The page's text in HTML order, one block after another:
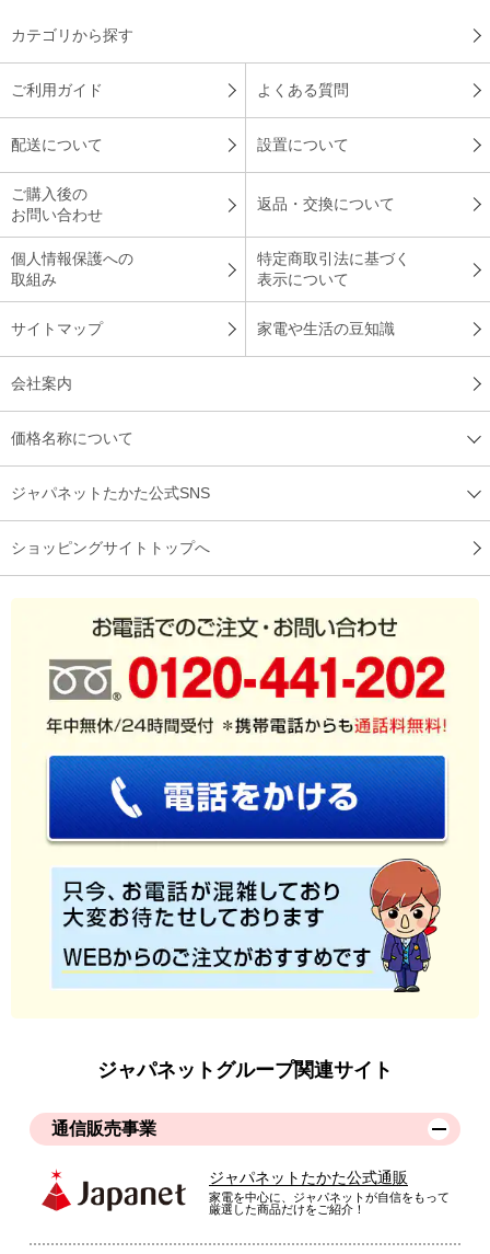
コ－ドの付け外しができる！
－ムアイロンとして使ってます。コンパクなので、使いやす
い。
※「お客様の声」は実際にご購入されたお客様からのご意見を掲載しておりま
※商品により、同一シリーズをご購入された方の声を含みます。
カテゴリから探す
ご利用ガイド よくある質問
配送について 設置について
ご購入後の
お問い合わせ
返品・交換について
個人情報保護への
取組み
特定商取引法に基づく
表示について
サイトマップ 家電や生活の豆知識
会社案内
価格名称について
ジャパネットたかた公式SNS
ショッピングサイトトップへ
ジャパネットグループ関連サイト
通信販売事業
ジャパネットたかた公式通販
家電を中心に、ジャパネットが自信をもって
厳選した商品だけをご紹介！